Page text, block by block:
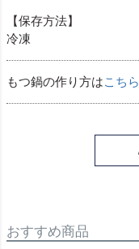
【保存方法】
冷凍
もつ鍋の作り方はこちら
おすすめ商品